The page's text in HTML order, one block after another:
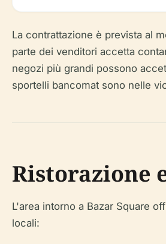
La contrattazione è prevista al
parte dei venditori accetta
negozi più grandi possono
sportelli bancomat sono nelle
Ristorazione
L'area intorno a Bazar Square
locali: